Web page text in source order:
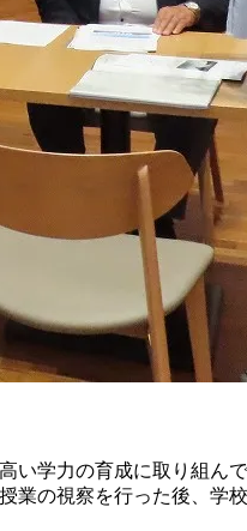
学力の育成に取り組ん
業の視察を行った後、学